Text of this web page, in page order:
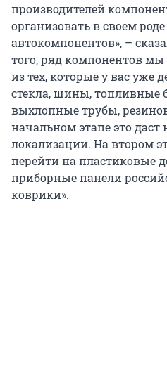
производителей
организовать в своем
автокомпонентов», –
того, ряд компонентов
из тех, которые у вас уже
стекла, шины, топливные
выхлопные трубы,
начальном этапе это даст
локализации. На втором
перейти на пластиковые
приборные панели
коврики».